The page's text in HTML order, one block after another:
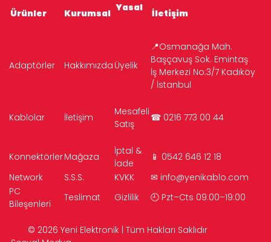
Ürünler
Kurumsal Yasal İletişim
Adaptörler Hakkımızda Üyelik
📍Osmanağa Mah.
Başçavuş Sok. Emintaş
İş Merkezi No:3/7 Kadıköy
/ İstanbul
Kablolar İletişim
Mesafeli
Satış
☎ 0216 773 00 44
KonnektörlerMağaza
İptal &
İade
📱 0542 646 12 18
Network
S.S.S. KVKK ✉ info@yenikablo.com
PC
Bileşenleri
Teslimat Gizlilik 🕘 Pzt–Cts 09:00–19:00
© 2026 Yeni Elektronik | Tüm Hakları Saklıdır